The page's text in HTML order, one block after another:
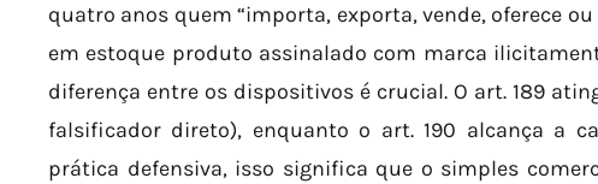
quatro anos quem “importa, exporta, vende, oferece
em estoque produto assinalado com marca
diferença entre os dispositivos é crucial. O art. 189
falsificador direto), enquanto o art. 190 alcança a
prática defensiva, isso significa que o simples